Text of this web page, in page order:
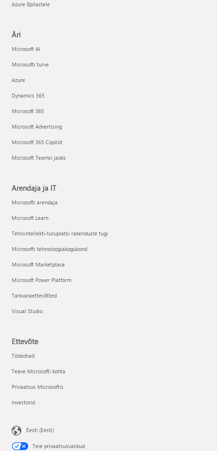
Azure õpilastele
Äri
Microsoft AI
Microsofti turve
Azure
Dynamics 365
Microsoft 365
Microsoft Advertising
Microsoft 365 Copilot
Microsoft Teamsi jaoks
Arendaja ja IT
Microsofti arendaja
Microsoft Learn
Tehisintellekti-turuplatsi rakenduste tugi
Microsofti tehnoloogiakogukond
Microsoft Marketplace
Microsoft Power Platform
Tarkvaraettevõtted
Visual Studio
Ettevõte
Töökohad
Teave Microsofti kohta
Privaatsus Microsoftis
Investorid
Eesti (Eesti)
Teie privaatsusvalikud